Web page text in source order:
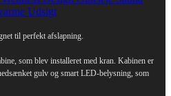
til perfekt afslapning.
som blev installeret med kran. Kabinen er
gulv og smart LED-belysning, som